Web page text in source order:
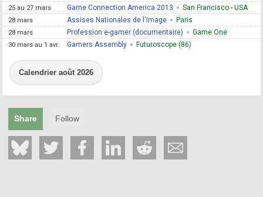
25 au 27 mars Game Connection America 2013 San Francisco - USA
28 mars Assises Nationales de l'Image Paris
28 mars Profession e-gamer (documentaire) Game One
30 mars au 1 avr. Gamers Assembly Futuroscope (86)
Calendrier août 2026
Share Follow